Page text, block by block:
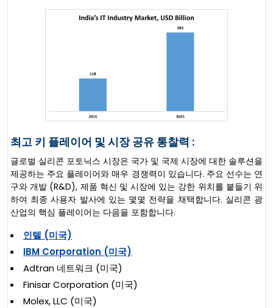
최고 키 플레이어 및 시장 공유 통찰력 :
글로벌 실리콘 포토닉스 시장은 국가 및 국제 시장에 대한 솔루션을
제공하는 주요 플레이어와 매우 경쟁력이 있습니다. 주요 선수는 연
구와 개발 (R&D), 제품 혁신 및 시장에 있는 강한 위치를 붙들기 위
하여 최종 사용자 발사에 있는 몇몇 전략을 채택합니다. 실리콘 광
산업의 핵심 플레이어는 다음을 포함합니다.
인텔 (미국)
IBM Corporation (미국)
Adtran 네트워크 (미국)
Finisar Corporation (미국)
Molex, LLC (미국)